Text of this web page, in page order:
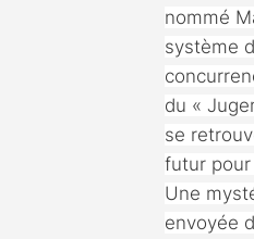
nommé
système
du «
se
futur
Une
envoyée